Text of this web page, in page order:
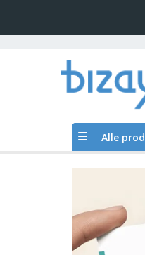
Alle